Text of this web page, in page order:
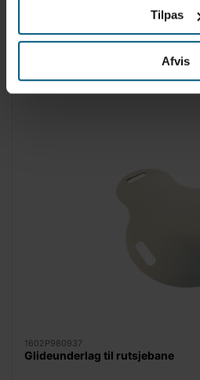
Tilpas
Afvis
Krokodille 152 x 71 cm | Bestway
1602P980937
Glideunderlag til rutsjebane